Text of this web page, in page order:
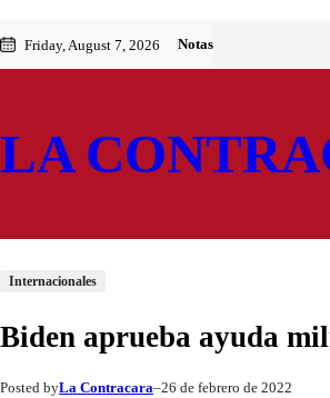
al
contenido
to
content
Friday, August 7, 2026 Notas
LA
Internacionales
Biden aprueba ayuda
Posted byLa Contracara–26 de febrero de 2022